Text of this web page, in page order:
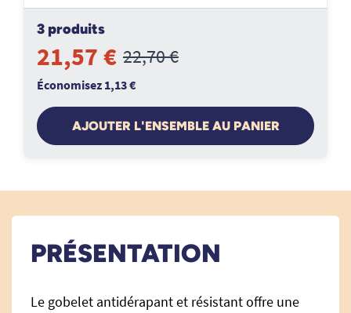
3 produits
21,57 € 22,70 €
Économisez 1,13 €
AJOUTER L'ENSEMBLE AU PANIER
PRÉSENTATION
Le gobelet antidérapant et résistant offre une